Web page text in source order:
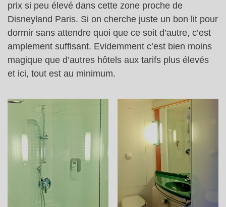
prix si peu élevé dans cette zone proche de
Disneyland Paris. Si on cherche juste un bon lit pour
dormir sans attendre quoi que ce soit d’autre, c’est
amplement suffisant. Evidemment c’est bien moins
magique que d’autres hôtels aux tarifs plus élevés
et ici, tout est au minimum.